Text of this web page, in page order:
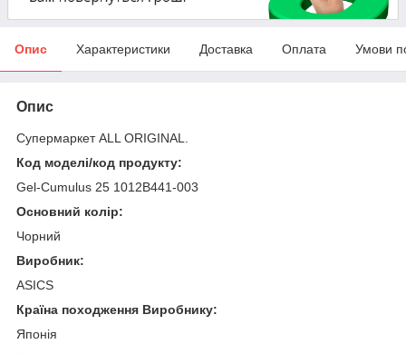
Опис Характеристики Доставка Оплата Умови
Опис
Супермаркет ALL ORIGINAL.
Код моделі/код продукту:
Gel-Cumulus 25 1012B441-003
Основний колір:
Чорний
Виробник:
ASICS
Країна походження Виробнику:
Японія